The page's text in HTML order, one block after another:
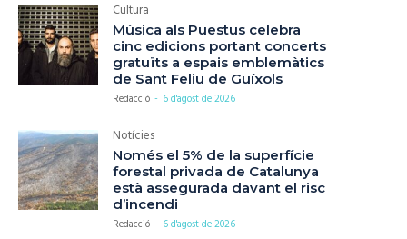
Cultura
Música als Puestus celebra
cinc edicions portant concerts
gratuïts a espais emblemàtics
de Sant Feliu de Guíxols
Redacció - 6 d'agost de 2026
Notícies
Només el 5% de la superfície
forestal privada de Catalunya
està assegurada davant el risc
d’incendi
Redacció - 6 d'agost de 2026